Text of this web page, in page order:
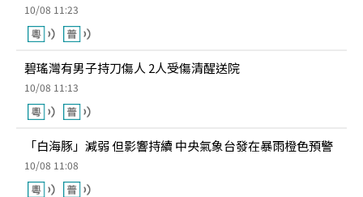
10/08 11:23
碧瑤灣有男子持刀傷人 2人受傷清醒送院
10/08 11:13
「白海豚」減弱 但影響持續 中央氣象台發在暴雨橙色預警
10/08 11:08